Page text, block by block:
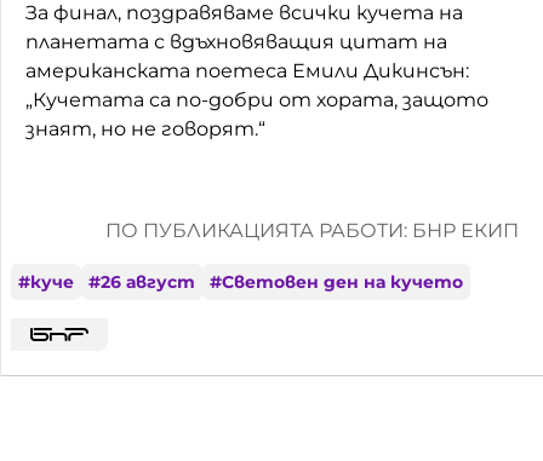
За финал, поздравяваме всички кучета на
планетата с вдъхновяващия цитат на
американската поетеса Емили Дикинсън:
„Кучетата са по-добри от хората, защото
знаят, но не говорят.“
ПО ПУБЛИКАЦИЯТА РАБОТИ: БНР ЕКИП
#куче #26 август #Световен ден на кучето